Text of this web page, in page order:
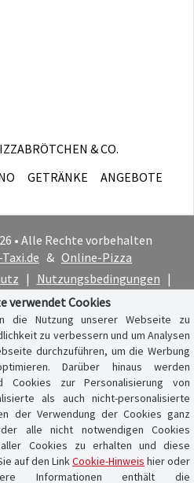
& CO.
GETRÄNKE ANGEBOTE
• Alle Rechte vorbehalten
& Online-Pizza
| Nutzungsbedingungen |
Hinweis
verwendet Cookies
die Nutzung unserer Webseite zu
zu verbessern und um Analysen
durchzuführen, um die Werbung
Darüber hinaus werden
Cookies zur Personalisierung von
als auch nicht-personalisierte
der Verwendung der Cookies ganz
alle nicht notwendigen Cookies
Cookies zu erhalten und diese
auf den LinkCookie-Hinweis hier oder
Informationen enthält die